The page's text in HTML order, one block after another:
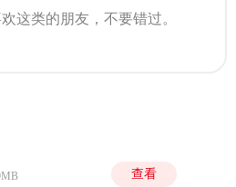
这类的朋友，不要错过。
查看